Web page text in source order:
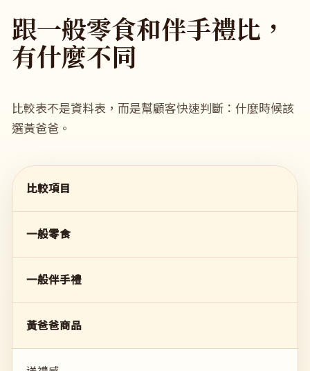
跟一般零食和伴手禮比，
有什麼不同
比較表不是資料表，而是幫顧客快速判斷：什麼時候該
選黃爸爸。
比較項目
一般零食
一般伴手禮
黃爸爸商品